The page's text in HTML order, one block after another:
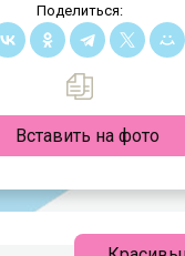
Поделиться:
Вставить на фото